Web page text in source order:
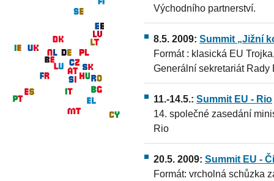
Východního partnerství.
8.5. 2009: Summit „Jižní
Formát : klasická EU
Generální sekretariát
11.-14.5.: Summit EU - Rio
14. společné zasedání
Rio
20.5. 2009: Summit EU -
Formát: vrcholná schůzka